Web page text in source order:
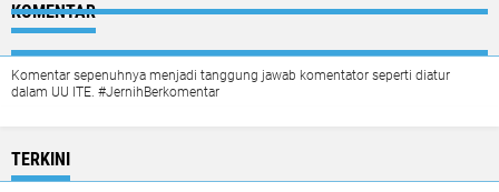
KOMENTAR
Komentar sepenuhnya menjadi tanggung jawab komentator seperti diatur
dalam UU ITE. #JernihBerkomentar
TERKINI